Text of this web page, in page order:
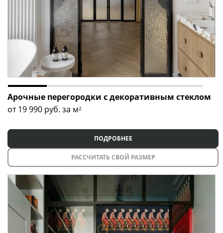
Арочные перегородки с декоративным стеклом
от 19 990 руб. за м2
ПОДРОБНЕЕ
РАССЧИТАТЬ СВОЙ РАЗМЕР